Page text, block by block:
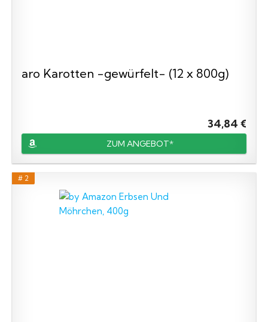
aro Karotten -gewürfelt- (12 x 800g)
34,84 €
ZUM ANGEBOT*
# 2